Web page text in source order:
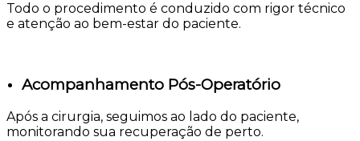
Todo o procedimento é conduzido com rigor técnico
e atenção ao bem-estar do paciente.
Acompanhamento Pós-Operatório
Após a cirurgia, seguimos ao lado do paciente,
monitorando sua recuperação de perto.